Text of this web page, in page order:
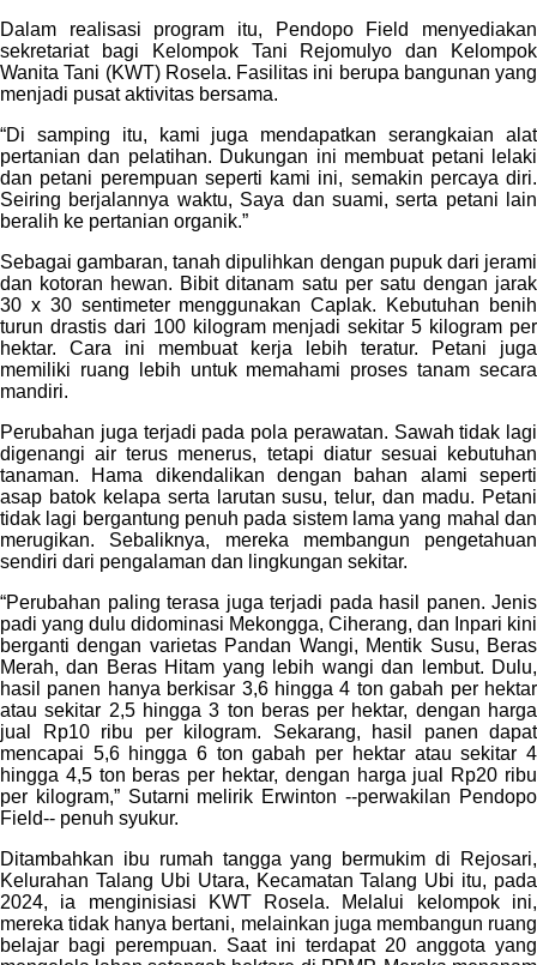
Dalam realisasi program itu, Pendopo Field menyediakan
sekretariat bagi Kelompok Tani Rejomulyo dan Kelompok
Wanita Tani (KWT) Rosela. Fasilitas ini berupa bangunan yang
menjadi pusat aktivitas bersama.
“Di samping itu, kami juga mendapatkan serangkaian alat
pertanian dan pelatihan. Dukungan ini membuat petani lelaki
dan petani perempuan seperti kami ini, semakin percaya diri.
Seiring berjalannya waktu, Saya dan suami, serta petani lain
beralih ke pertanian organik.”
Sebagai gambaran, tanah dipulihkan dengan pupuk dari jerami
dan kotoran hewan. Bibit ditanam satu per satu dengan jarak
30 x 30 sentimeter menggunakan Caplak. Kebutuhan benih
turun drastis dari 100 kilogram menjadi sekitar 5 kilogram per
hektar. Cara ini membuat kerja lebih teratur. Petani juga
memiliki ruang lebih untuk memahami proses tanam secara
mandiri.
Perubahan juga terjadi pada pola perawatan. Sawah tidak lagi
digenangi air terus menerus, tetapi diatur sesuai kebutuhan
tanaman. Hama dikendalikan dengan bahan alami seperti
asap batok kelapa serta larutan susu, telur, dan madu. Petani
tidak lagi bergantung penuh pada sistem lama yang mahal dan
merugikan. Sebaliknya, mereka membangun pengetahuan
sendiri dari pengalaman dan lingkungan sekitar.
“Perubahan paling terasa juga terjadi pada hasil panen. Jenis
padi yang dulu didominasi Mekongga, Ciherang, dan Inpari kini
berganti dengan varietas Pandan Wangi, Mentik Susu, Beras
Merah, dan Beras Hitam yang lebih wangi dan lembut. Dulu,
hasil panen hanya berkisar 3,6 hingga 4 ton gabah per hektar
atau sekitar 2,5 hingga 3 ton beras per hektar, dengan harga
jual Rp10 ribu per kilogram. Sekarang, hasil panen dapat
mencapai 5,6 hingga 6 ton gabah per hektar atau sekitar 4
hingga 4,5 ton beras per hektar, dengan harga jual Rp20 ribu
per kilogram,” Sutarni melirik Erwinton --perwakilan Pendopo
Field-- penuh syukur.
Ditambahkan ibu rumah tangga yang bermukim di Rejosari,
Kelurahan Talang Ubi Utara, Kecamatan Talang Ubi itu, pada
2024, ia menginisiasi KWT Rosela. Melalui kelompok ini,
mereka tidak hanya bertani, melainkan juga membangun ruang
belajar bagi perempuan. Saat ini terdapat 20 anggota yang